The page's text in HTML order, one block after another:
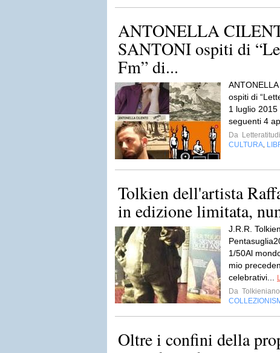
ANTONELLA
SANTONI ospiti di
Fm” di...
ospiti di
1 luglio
seguenti 4
Da
CULTURA
Tolkien dell'artista
in edizione limitata,
J.R.R.
1/50Al
mio
celebrativi...
Da Tolkieniano
Oltre i confini della